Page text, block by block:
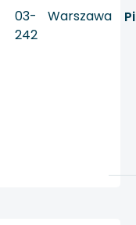
03-
242
Warszawa